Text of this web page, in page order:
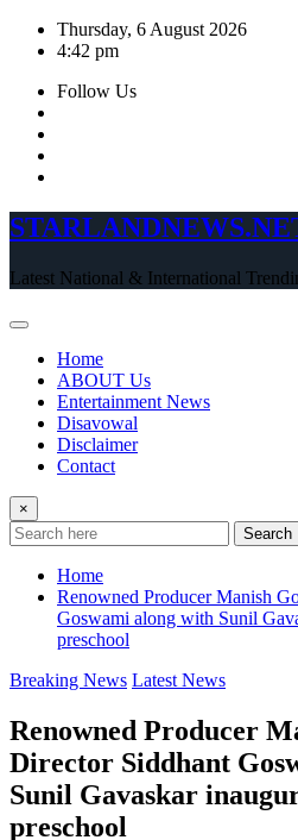
Skip
Thursday, 6 August 2026
4:42 pm
Follow Us
Latest National & International
Home
ABOUT Us
Entertainment News
Disavowal
Disclaimer
Contact
×
Search
Home
Renowned Producer Manish
Goswami along with Sunil
preschool
Breaking News Latest News
Renowned Producer
Director Siddhant
Sunil Gavaskar
preschool